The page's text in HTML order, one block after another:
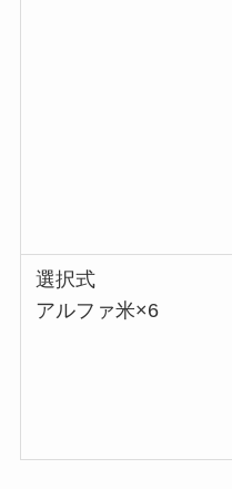
選択式
アルファ米×6